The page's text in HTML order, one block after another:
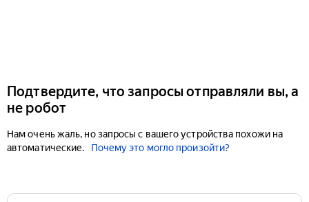
Подтвердите, что запросы отправляли вы, а
не робот
Нам очень жаль, но запросы с вашего устройства похожи на
автоматические.
Почему это могло произойти?